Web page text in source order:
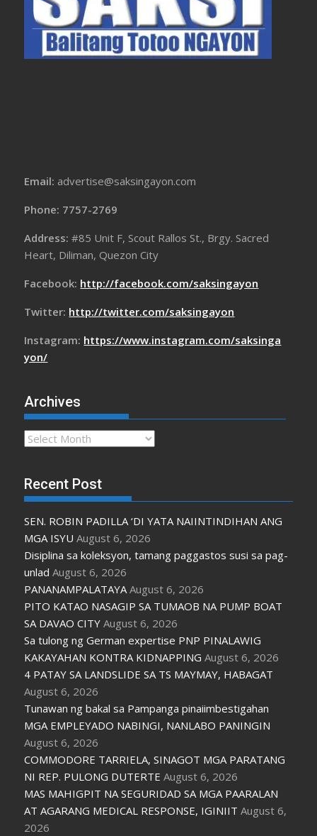
Email: advertise@saksingayon.com
Phone: 7757-2769
Address:#85 Unit F, Scout Rallos St., Brgy. Sacred
Heart, Diliman, Quezon City
Facebook: http://facebook.com/saksingayon
Twitter: http://twitter.com/saksingayon
Instagram: https://www.instagram.com/saksinga
yon/
Archives
Archives
Recent Post
SEN. ROBIN PADILLA ‘DI YATA NAIINTINDIHAN ANG
MGA ISYU August 6, 2026
Disiplina sa koleksyon, tamang paggastos susi sa pag-
unlad August 6, 2026
PANANAMPALATAYA August 6, 2026
PITO KATAO NASAGIP SA TUMAOB NA PUMP BOAT
SA DAVAO CITY August 6, 2026
Sa tulong ng German expertise PNP PINALAWIG
KAKAYAHAN KONTRA KIDNAPPING August 6, 2026
4 PATAY SA LANDSLIDE SA TS MAYMAY, HABAGAT
August 6, 2026
Tunawan ng bakal sa Pampanga pinaiimbestigahan
MGA EMPLEYADO NABINGI, NANLABO PANINGIN
August 6, 2026
COMMODORE TARRIELA, SINAGOT MGA PARATANG
NI REP. PULONG DUTERTE August 6, 2026
MAS MAHIGPIT NA SEGURIDAD SA MGA PAARALAN
AT AGARANG MEDICAL RESPONSE, IGINIIT August 6,
2026